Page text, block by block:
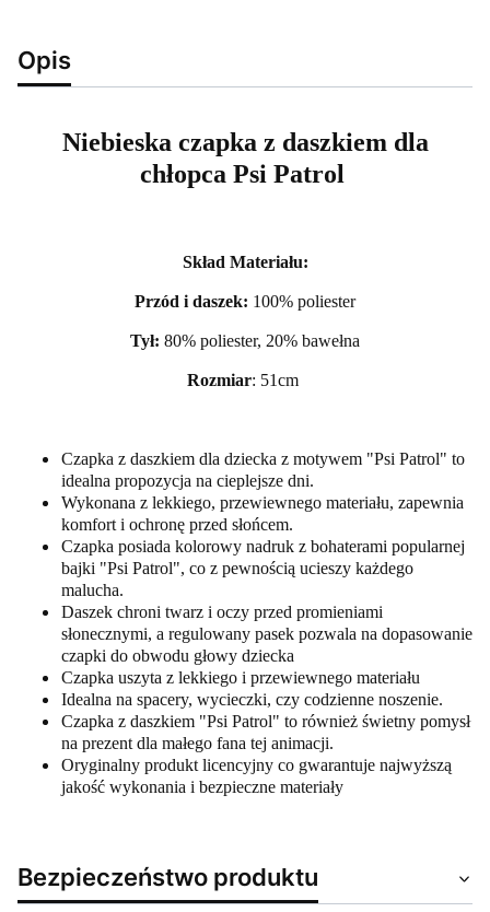
Opis
Niebieska czapka z daszkiem dla
chłopca Psi Patrol
Skład Materiału:
Przód i daszek: 100% poliester
Tył: 80% poliester, 20% bawełna
Rozmiar: 51cm
Czapka z daszkiem dla dziecka z motywem "Psi Patrol" to
idealna propozycja na cieplejsze dni.
Wykonana z lekkiego, przewiewnego materiału, zapewnia
komfort i ochronę przed słońcem.
Czapka posiada kolorowy nadruk z bohaterami popularnej
bajki "Psi Patrol", co z pewnością ucieszy każdego
malucha.
Daszek chroni twarz i oczy przed promieniami
słonecznymi, a regulowany pasek pozwala na dopasowanie
czapki do obwodu głowy dziecka
Czapka uszyta z lekkiego i przewiewnego materiału
Idealna na spacery, wycieczki, czy codzienne noszenie.
Czapka z daszkiem "Psi Patrol" to również świetny pomysł
na prezent dla małego fana tej animacji.
Oryginalny produkt licencyjny co gwarantuje najwyższą
jakość wykonania i bezpieczne materiały
Bezpieczeństwo produktu